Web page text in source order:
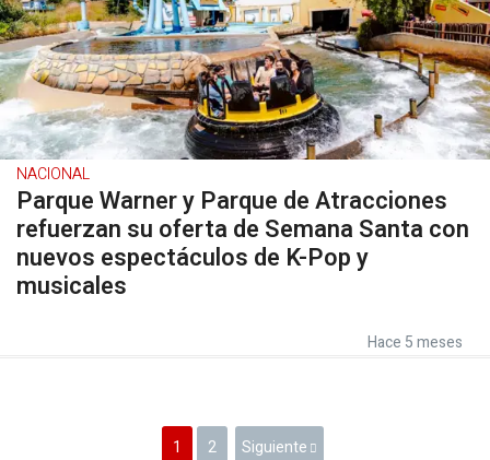
NACIONAL
Parque Warner y Parque de Atracciones
refuerzan su oferta de Semana Santa con
nuevos espectáculos de K-Pop y
musicales
Hace 5 meses
1 2 Siguiente